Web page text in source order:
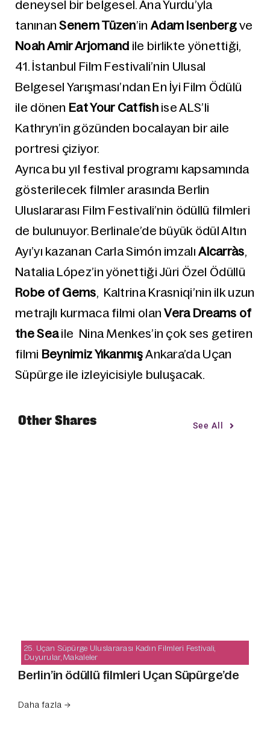
deneysel bir belgesel. Ana Yurdu’yla
tanınanSenem Tüzen’in Adam Isenbergve
Noah Amir Arjomand ile birlikte yönettiği,
41. İstanbul Film Festivali’nin Ulusal
Belgesel Yarışması’ndan En İyi Film Ödülü
ile dönen Eat Your Catfish ise ALS’li
Kathryn’in gözünden bocalayan bir aile
portresi çiziyor.
Ayrıca bu yıl festival programı kapsamında
gösterilecek filmler arasında Berlin
Uluslararası Film Festivali’nin ödüllü filmleri
de bulunuyor. Berlinale’de büyük ödül Altın
Ayı’yı kazanan Carla Simón imzalıAlcarràs,
Natalia López’in yönettiği Jüri Özel Ödüllü
Robe of Gems, Kaltrina Krasniqi’nin ilk uzun
metrajlı kurmaca filmi olanVera Dreams of
the Seaile Nina Menkes’in çok ses getiren
filmi Beynimiz YıkanmışAnkara’da Uçan
Süpürge ile izleyicisiyle buluşacak.
Other Shares See All
25. Uçan Süpürge Uluslararası Kadın Filmleri Festivali
Duyurular,Makaleler
Berlin’in ödüllü filmleri Uçan Süpürge’de
Daha fazla →